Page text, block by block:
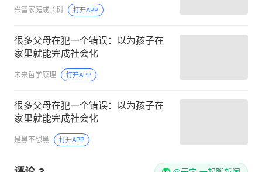
兴智家庭成长树 打开APP
很多父母在犯一个错误：以为孩子在
家里就能完成社会化
未来哲学原理 打开APP
很多父母在犯一个错误：以为孩子在
家里就能完成社会化
是黑不想黑 打开APP